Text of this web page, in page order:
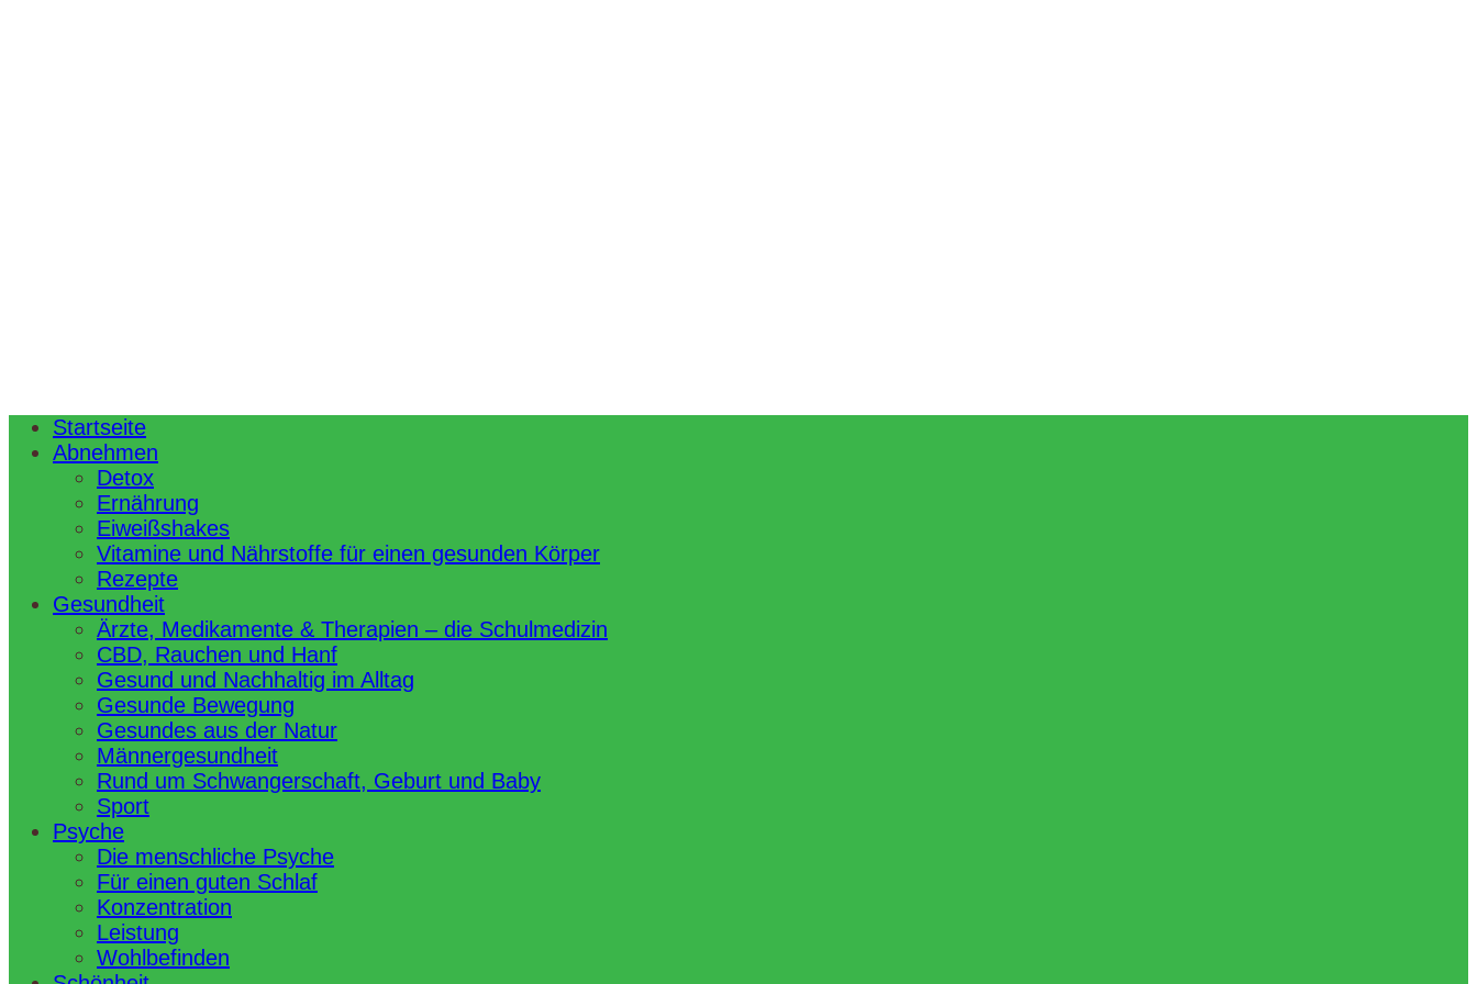
Startseite
Abnehmen
Detox
Ernährung
Eiweißshakes
Vitamine und Nährstoffe für einen gesunden Körper
Rezepte
Gesundheit
Ärzte, Medikamente & Therapien – die Schulmedizin
CBD, Rauchen und Hanf
Gesund und Nachhaltig im Alltag
Gesunde Bewegung
Gesundes aus der Natur
Männergesundheit
Rund um Schwangerschaft, Geburt und Baby
Sport
Psyche
Die menschliche Psyche
Für einen guten Schlaf
Konzentration
Leistung
Wohlbefinden